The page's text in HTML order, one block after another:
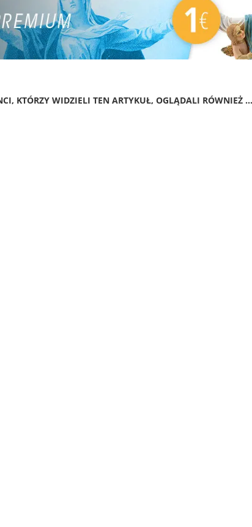
KTÓRZY WIDZIELI TEN ARTYKUŁ, OGLĄDALI RÓWNIEŻ ...